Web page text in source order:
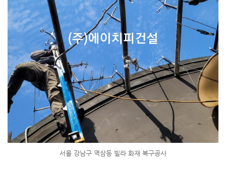
서울 강남구 역삼동 빌라 화재 복구공사